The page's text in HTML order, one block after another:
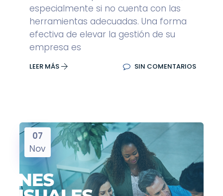
especialmente si no cuenta con las
herramientas adecuadas. Una forma
efectiva de elevar la gestión de su
empresa es
LEER MÁS SIN COMENTARIOS
07
Nov